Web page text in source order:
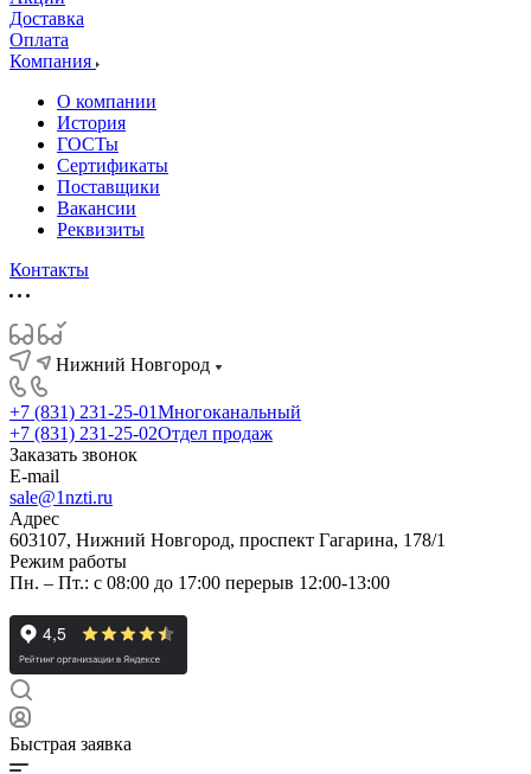
Доставка
Оплата
Компания
О компании
История
ГОСТы
Сертификаты
Поставщики
Вакансии
Реквизиты
Контакты
Нижний Новгород
+7 (831) 231-25-01Многоканальный
+7 (831) 231-25-02Отдел продаж
Заказать звонок
E-mail
sale@1nzti.ru
Адрес
603107, Нижний Новгород, проспект Гагарина, 178/1
Режим работы
Пн. – Пт.: с 08:00 до 17:00 перерыв 12:00-13:00
Быстрая заявка